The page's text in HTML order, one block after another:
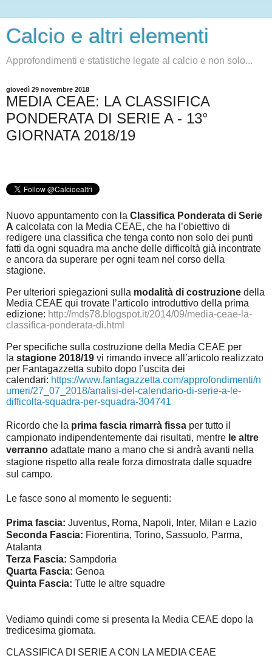
Calcio e altri elementi
Approfondimenti e statistiche legate al calcio e non solo...
giovedì 29 novembre 2018
MEDIA CEAE: LA CLASSIFICA
PONDERATA DI SERIE A - 13°
GIORNATA 2018/19
Nuovo appuntamento con la Classifica Ponderata di Serie
A calcolata con la Media CEAE, che ha l’obiettivo di
redigere una classifica che tenga conto non solo dei punti
fatti da ogni squadra ma anche delle difficoltà già incontrate
e ancora da superare per ogni team nel corso della
stagione.
Per ulteriori spiegazioni sulla modalità di costruzione della
Media CEAE qui trovate l’articolo introduttivo della prima
edizione: http://mds78.blogspot.it/2014/09/media-ceae-la-
classifica-ponderata-di.html
Per specifiche sulla costruzione della Media CEAE per
la stagione 2018/19 vi rimando invece all’articolo realizzato
per Fantagazzetta subito dopo l’uscita dei
calendari: https://www.fantagazzetta.com/approfondimenti/n
umeri/27_07_2018/analisi-del-calendario-di-serie-a-le-
difficolta-squadra-per-squadra-304741
Ricordo che la prima fascia rimarrà fissa per tutto il
campionato indipendentemente dai risultati, mentre le altre
verranno adattate mano a mano che si andrà avanti nella
stagione rispetto alla reale forza dimostrata dalle squadre
sul campo.
Le fasce sono al momento le seguenti:
Prima fascia: Juventus, Roma, Napoli, Inter, Milan e Lazio
Seconda Fascia: Fiorentina, Torino, Sassuolo, Parma,
Atalanta
Terza Fascia: Sampdoria
Quarta Fascia: Genoa
Quinta Fascia: Tutte le altre squadre
Vediamo quindi come si presenta la Media CEAE dopo la
tredicesima giornata.
CLASSIFICA DI SERIE A CON LA MEDIA CEAE